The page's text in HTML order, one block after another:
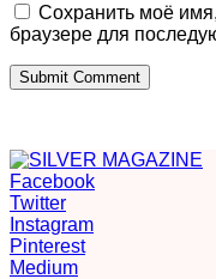
Сохранить моё
браузере для
Facebook
Twitter
Instagram
Pinterest
Medium